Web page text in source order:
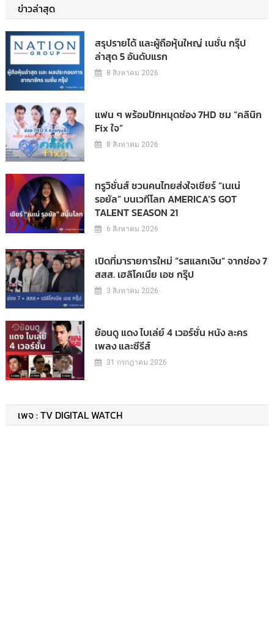
ข่าวล่าสุด
สรุปรายได้ และผู้ถือหุ้นใหญ่ เนชั่น กรุ๊ป
ล่าสุด 5 อันดับแรก
8 สิงหาคม 2026
แฟน ๆ พร้อมปักหมุดช่อง 7HD ชม “คลินิก
Fix ใจ”
8 สิงหาคม 2026
ทรูวิชั่นส์ ชวนคนไทยส่งใจเชียร์ “เนเน่
รอยัล” บนเวทีโลก AMERICA’S GOT
TALENT SEASON 21
6 สิงหาคม 2026
เปิดที่มารายการใหม่ “รสแลกเงิน” จากช่อง 7
สสส. เฮลิโคเนีย เอช กรุ๊ป
3 สิงหาคม 2026
ย้อนดู แดง ไบเล่ย์ 4 เวอร์ชั่น หนัง ละคร
เพลง และซีรีส์
31 กรกฎาคม 2026
เพจ : TV DIGITAL WATCH